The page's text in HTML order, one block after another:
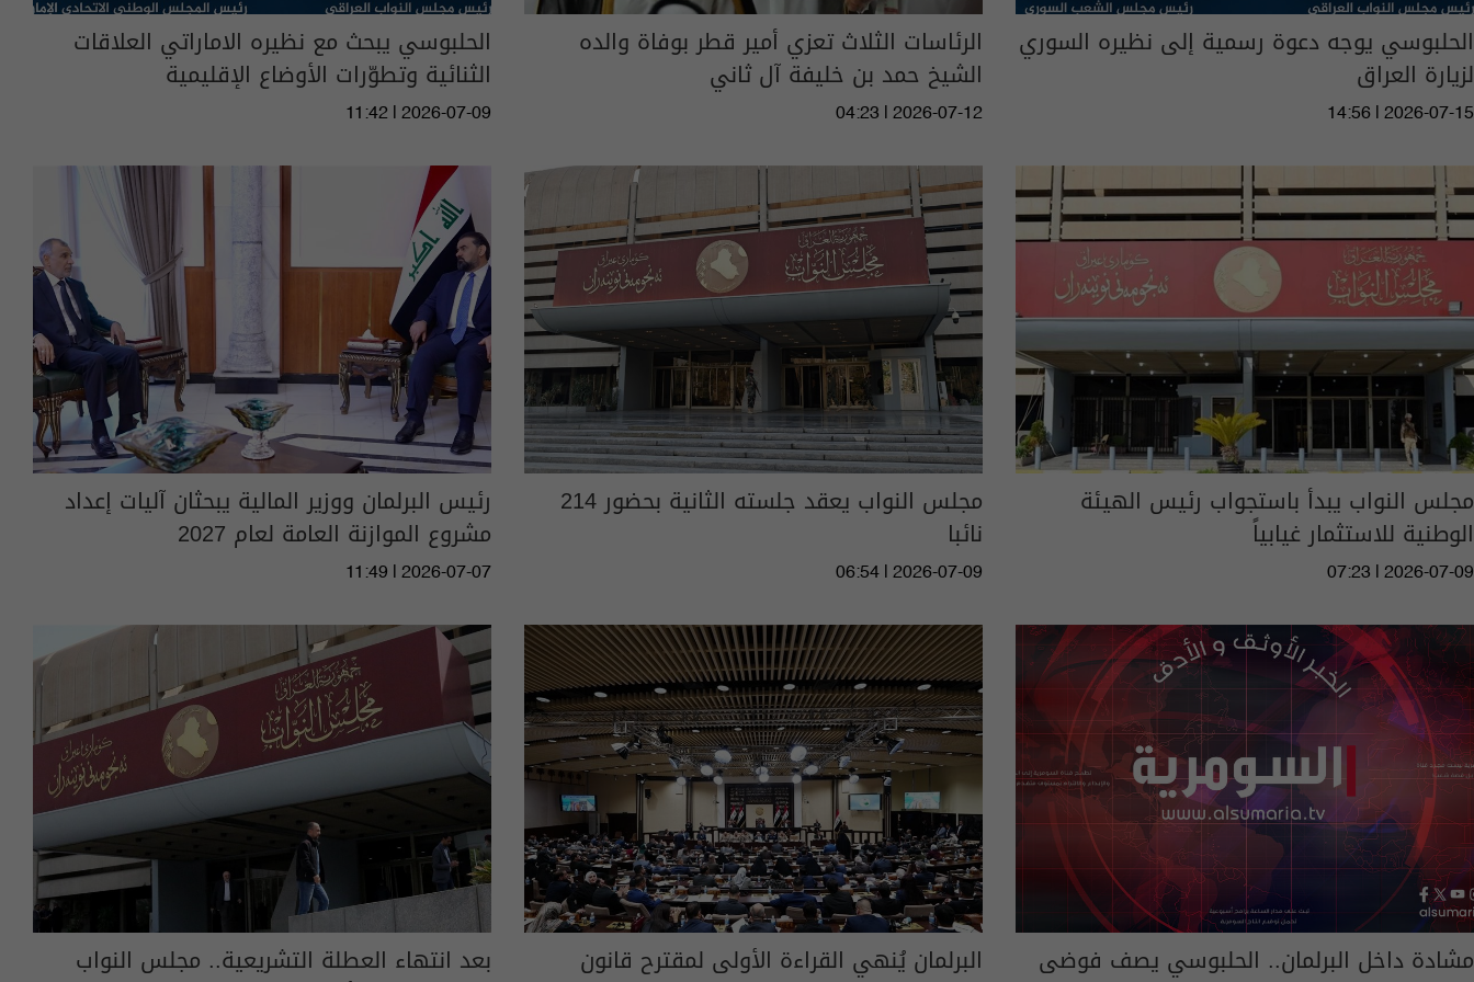
الحلبوسي يوجه دعوة رسمية إلى نظيره السوري
لزيارة العراق
14:56 | 2026-07-15
الرئاسات الثلاث تعزي أمير قطر بوفاة والده
الشيخ حمد بن خليفة آل ثاني
04:23 | 2026-07-12
الحلبوسي يبحث مع نظيره الاماراتي العلاقات
الثنائية وتطوّرات الأوضاع الإقليمية
11:42 | 2026-07-09
مجلس النواب يبدأ باستجواب رئيس الهيئة
الوطنية للاستثمار غيابياً
07:23 | 2026-07-09
مجلس النواب يعقد جلسته الثانية بحضور 214
نائبا
06:54 | 2026-07-09
رئيس البرلمان ووزير المالية يبحثان آليات إعداد
مشروع الموازنة العامة لعام 2027
11:49 | 2026-07-07
مشادة داخل البرلمان.. الحلبوسي يصف فوضى البرلمان يُنهي القراءة الأولى لمقترح قانون بعد انتهاء العطلة التشريعية.. مجلس النواب